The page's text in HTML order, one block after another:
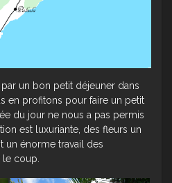
un bon petit déjeuner dans
en profitons pour faire un petit
du jour ne nous a pas permis
est luxuriante, des fleurs un
un énorme travail des
coup.